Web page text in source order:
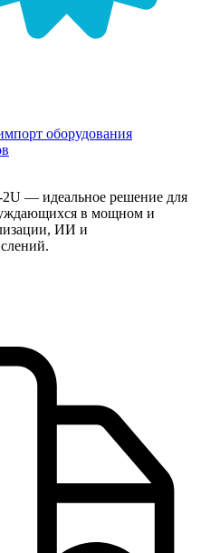
оборудования
— идеальное решение для
в мощном и
ИИ и